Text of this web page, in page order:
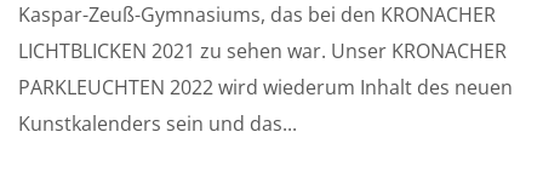
Kaspar-Zeuß-Gymnasiums, das bei den KRONACHER
LICHTBLICKEN 2021 zu sehen war. Unser KRONACHER
PARKLEUCHTEN 2022 wird wiederum Inhalt des neuen
Kunstkalenders sein und das...